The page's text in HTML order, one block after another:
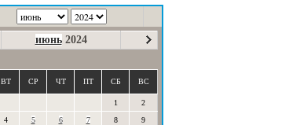
июнь 2024
ВТ СР ЧТ ПТ СБ ВС
1
2
4 5 6 7 8
9